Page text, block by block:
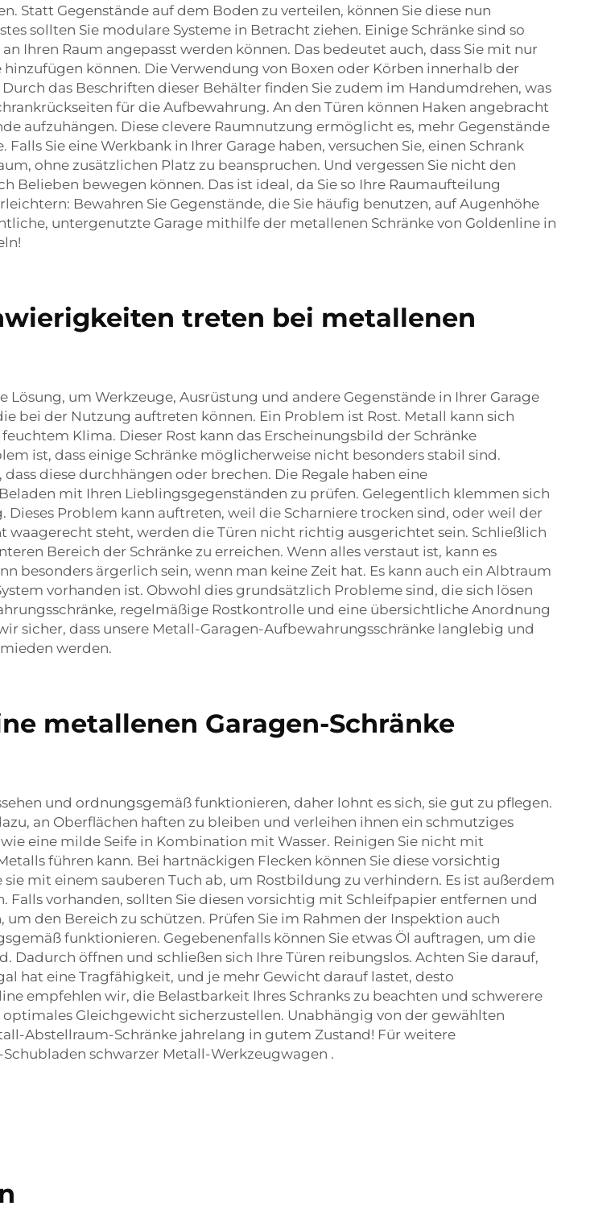
Statt Gegenstände auf dem Boden zu verteilen, können Sie diese nun
sollten Sie modulare Systeme in Betracht ziehen. Einige Schränke sind so
Ihren Raum angepasst werden können. Das bedeutet auch, dass Sie mit nur
können. Die Verwendung von Boxen oder Körben innerhalb der
das Beschriften dieser Behälter finden Sie zudem im Handumdrehen, was
für die Aufbewahrung. An den Türen können Haken angebracht
aufzuhängen. Diese clevere Raumnutzung ermöglicht es, mehr Gegenstände
Sie eine Werkbank in Ihrer Garage haben, versuchen Sie, einen Schrank
ohne zusätzlichen Platz zu beanspruchen. Und vergessen Sie nicht den
Belieben bewegen können. Das ist ideal, da Sie so Ihre Raumaufteilung
Bewahren Sie Gegenstände, die Sie häufig benutzen, auf Augenhöhe
untergenutzte Garage mithilfe der metallenen Schränke von Goldenline in
treten bei metallenen
um Werkzeuge, Ausrüstung und andere Gegenstände in Ihrer Garage
bei der Nutzung auftreten können. Ein Problem ist Rost. Metall kann sich
Klima. Dieser Rost kann das Erscheinungsbild der Schränke
ist, dass einige Schränke möglicherweise nicht besonders stabil sind.
diese durchhängen oder brechen. Die Regale haben eine
mit Ihren Lieblingsgegenständen zu prüfen. Gelegentlich klemmen sich
Problem kann auftreten, weil die Scharniere trocken sind, oder weil der
waagerecht steht, werden die Türen nicht richtig ausgerichtet sein. Schließlich
Bereich der Schränke zu erreichen. Wenn alles verstaut ist, kann es
besonders ärgerlich sein, wenn man keine Zeit hat. Es kann auch ein Albtraum
vorhanden ist. Obwohl dies grundsätzlich Probleme sind, die sich lösen
regelmäßige Rostkontrolle und eine übersichtliche Anordnung
sicher, dass unsere Metall-Garagen-Aufbewahrungsschränke langlebig und
werden.
metallenen Garagen-Schränke
und ordnungsgemäß funktionieren, daher lohnt es sich, sie gut zu pflegen.
an Oberflächen haften zu bleiben und verleihen ihnen ein schmutziges
eine milde Seife in Kombination mit Wasser. Reinigen Sie nicht mit
führen kann. Bei hartnäckigen Flecken können Sie diese vorsichtig
mit einem sauberen Tuch ab, um Rostbildung zu verhindern. Es ist außerdem
Falls vorhanden, sollten Sie diesen vorsichtig mit Schleifpapier entfernen und
den Bereich zu schützen. Prüfen Sie im Rahmen der Inspektion auch
funktionieren. Gegebenenfalls können Sie etwas Öl auftragen, um die
Dadurch öffnen und schließen sich Ihre Türen reibungslos. Achten Sie darauf,
hat eine Tragfähigkeit, und je mehr Gewicht darauf lastet, desto
empfehlen wir, die Belastbarkeit Ihres Schranks zu beachten und schwerere
Gleichgewicht sicherzustellen. Unabhängig von der gewählten
Abstellraum-Schränke jahrelang in gutem Zustand! Für weitere
Schubladen schwarzer Metall-Werkzeugwagen .